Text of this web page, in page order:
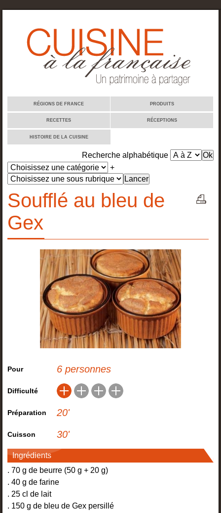
RÉGIONS DE FRANCE PRODUITS
RECETTES RÉCEPTIONS
HISTOIRE DE LA CUISINE
Recherche alphabétique
+
Soufflé au bleu de
Gex
Pour 6 personnes
Difficulté
Préparation 20'
Cuisson 30'
Ingrédients
. 70 g de beurre (50 g + 20 g)
. 40 g de farine
. 25 cl de lait
. 150 g de bleu de Gex persillé